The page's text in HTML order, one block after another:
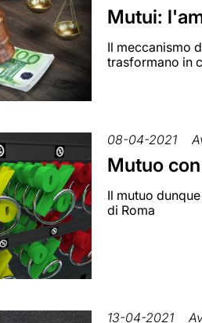
Mutui:
Il meccanismo
trasformano in
08-04-2021
Mutuo
Il mutuo
di Roma
13-04-2021